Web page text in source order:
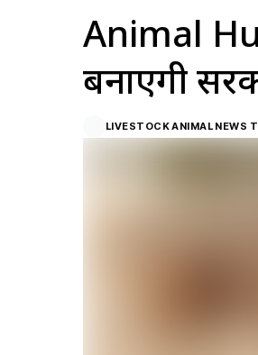
Animal
बनाएगी
LIVESTOCK ANIMAL NEWS